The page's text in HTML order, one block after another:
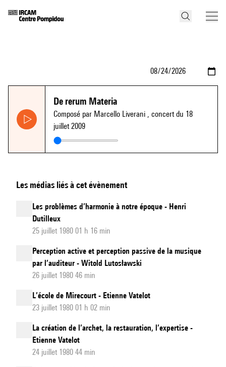
De rerum Materia
Composé par Marcello Liverani , concert du 18
juillet 2009
Les médias liés à cet évènement
Les problèmes d’harmonie à notre époque - Henri
Dutilleux
25 juillet 1980 01 h 16 min
Perception active et perception passive de la musique
par l’auditeur - Witold Lutosławski
26 juillet 1980 46 min
L’école de Mirecourt - Etienne Vatelot
23 juillet 1980 01 h 02 min
La création de l’archet, la restauration, l’expertise -
Etienne Vatelot
24 juillet 1980 44 min